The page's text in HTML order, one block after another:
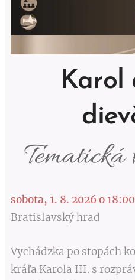
Karol
sobota, 1. 8. 2026 o 18:00
Bratislavský hrad
Vychádzka po stopách
kráľa Karola III. s